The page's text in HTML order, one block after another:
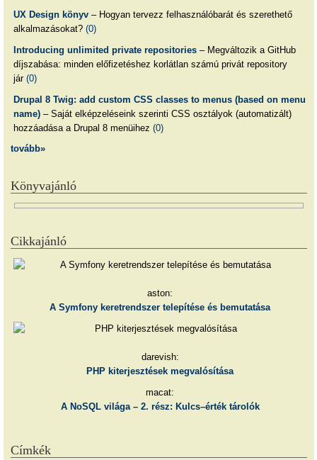
UX Design könyv– Hogyan tervezz felhasználóbarát és szerethető
alkalmazásokat? (0)
Introducing unlimited private repositories– Megváltozik a GitHub
díjszabása: minden előfizetéshez korlátlan számú privát repository
jár (0)
Drupal 8 Twig: add custom CSS classes to menus (based on menu
name)– Saját elképzeléseink szerinti CSS osztályok (automatizált)
hozzáadása a Drupal 8 menüihez (0)
tovább»
Könyvajánló
Cikkajánló
aston:
A Symfony keretrendszer telepítése és bemutatása
darevish:
PHP kiterjesztések megvalósítása
macat:
A NoSQL világa – 2. rész: Kulcs–érték tárolók
Címkék